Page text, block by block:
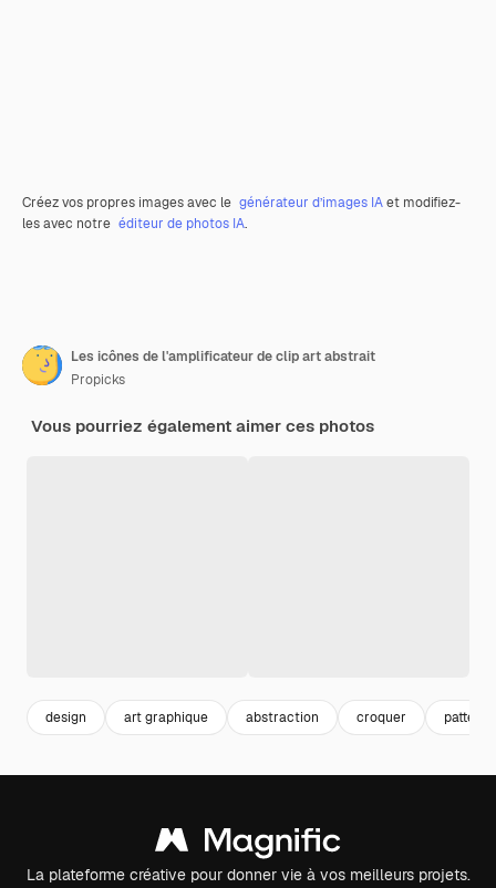
Créez vos propres images avec le générateur d’images IAet modifiez-
les avec notre éditeur de photos IA.
Les icônes de l'amplificateur de clip art abstrait
Propicks
Vous pourriez également aimer ces photos
design art graphique abstraction croquer pattern
La plateforme créative pour donner vie à vos meilleurs projets.